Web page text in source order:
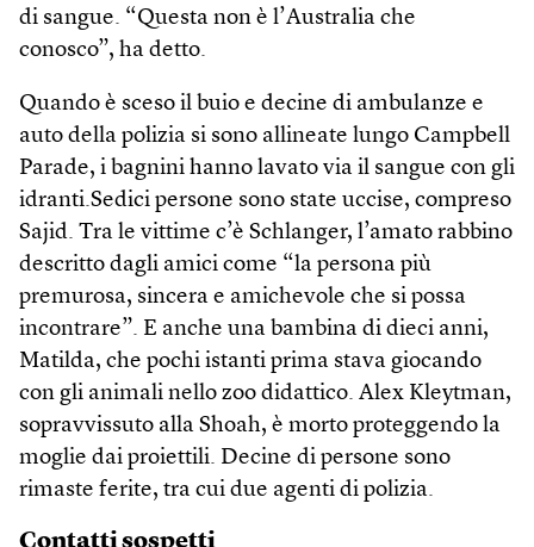
di sangue. “Questa non è l’Australia che
conosco”, ha detto.
Quando è sceso il buio e decine di ambulanze e
auto della polizia si sono allineate lungo Campbell
Parade, i bagnini hanno lavato via il sangue con gli
idranti.Sedici persone sono state uccise, compreso
Sajid. Tra le vittime c’è Schlanger, l’amato rabbino
descritto dagli amici come “la persona più
premurosa, sincera e amichevole che si possa
incontrare”. E anche una bambina di dieci anni,
Matilda, che pochi istanti prima stava giocando
con gli animali nello zoo didattico. Alex Kleytman,
sopravvissuto alla Shoah, è morto proteggendo la
moglie dai proiettili. Decine di persone sono
rimaste ferite, tra cui due agenti di polizia.